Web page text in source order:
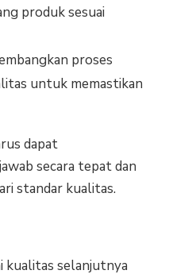
produk sesuai
proses
untuk memastikan
dapat
secara tepat dan
standar kualitas.
kualitas selanjutnya